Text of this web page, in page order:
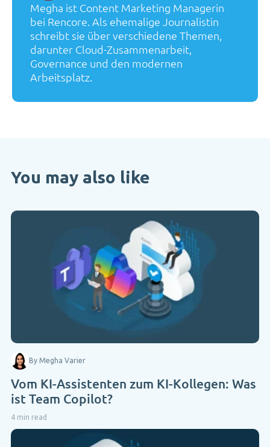
Megha ist Content Marketing Managerin
bei Rencore. Als ehemalige Journalistin
schreibt sie über verschiedene Themen,
darunter Cloud-Zusammenarbeit,
Governance und den modernen
Arbeitsplatz.
You may also like
By Megha Varier
Vom KI-Assistenten zum KI-Kollegen: Was
ist Team Copilot?
4 min read